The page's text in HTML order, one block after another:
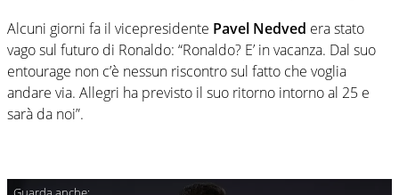
Alcuni giorni fa il vicepresidente Pavel Nedved era stato
vago sul futuro di Ronaldo: “Ronaldo? E’ in vacanza. Dal suo
entourage non c’è nessun riscontro sul fatto che voglia
andare via. Allegri ha previsto il suo ritorno intorno al 25 e
sarà da noi”.